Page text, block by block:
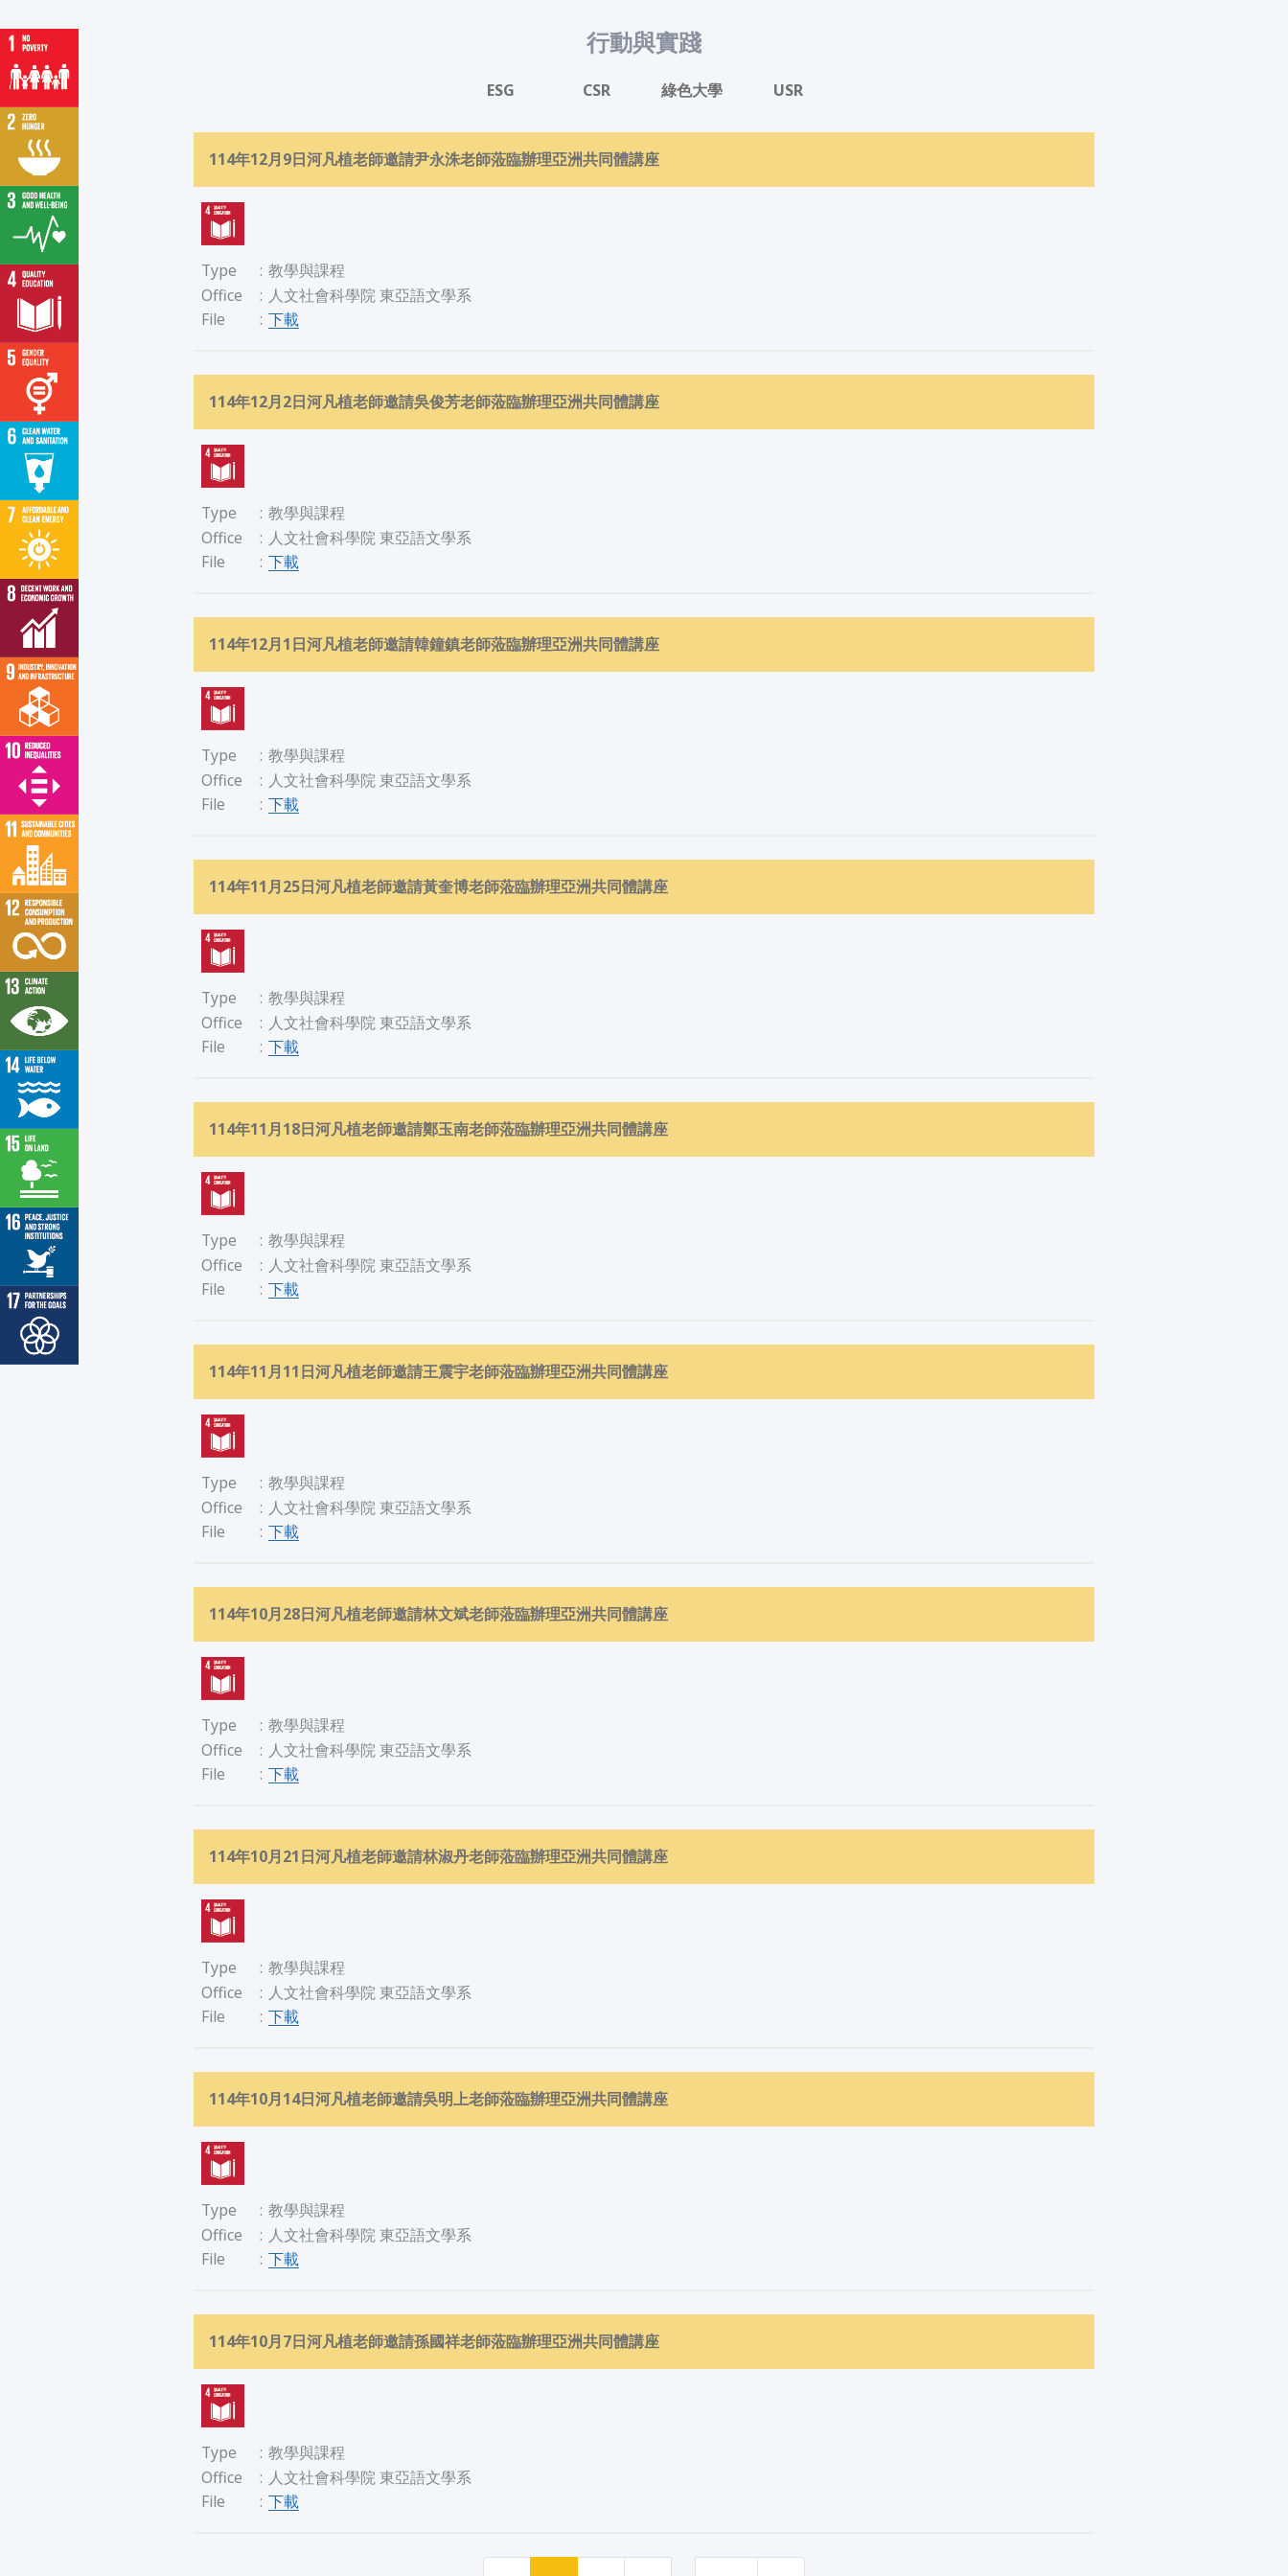
行動與實踐
ESG CSR 綠色大學 USR
114年12月9日河凡植老師邀請尹永洙老師蒞臨辦理亞洲共同體講座
Type : 教學與課程
Office
: 人文社會科學院 東亞語文學系
File
: 下載
114年12月2日河凡植老師邀請吳俊芳老師蒞臨辦理亞洲共同體講座
Type : 教學與課程
Office
: 人文社會科學院 東亞語文學系
File
: 下載
114年12月1日河凡植老師邀請韓鐘鎮老師蒞臨辦理亞洲共同體講座
Type : 教學與課程
Office
: 人文社會科學院 東亞語文學系
File
: 下載
114年11月25日河凡植老師邀請黃奎博老師蒞臨辦理亞洲共同體講座
Type : 教學與課程
Office
: 人文社會科學院 東亞語文學系
File
: 下載
114年11月18日河凡植老師邀請鄭玉南老師蒞臨辦理亞洲共同體講座
Type : 教學與課程
Office
: 人文社會科學院 東亞語文學系
File
: 下載
114年11月11日河凡植老師邀請王震宇老師蒞臨辦理亞洲共同體講座
Type : 教學與課程
Office
: 人文社會科學院 東亞語文學系
File
: 下載
114年10月28日河凡植老師邀請林文斌老師蒞臨辦理亞洲共同體講座
Type : 教學與課程
Office
: 人文社會科學院 東亞語文學系
File
: 下載
114年10月21日河凡植老師邀請林淑丹老師蒞臨辦理亞洲共同體講座
Type : 教學與課程
Office
: 人文社會科學院 東亞語文學系
File
: 下載
114年10月14日河凡植老師邀請吳明上老師蒞臨辦理亞洲共同體講座
Type : 教學與課程
Office
: 人文社會科學院 東亞語文學系
File
: 下載
114年10月7日河凡植老師邀請孫國祥老師蒞臨辦理亞洲共同體講座
Type : 教學與課程
Office
: 人文社會科學院 東亞語文學系
File
: 下載